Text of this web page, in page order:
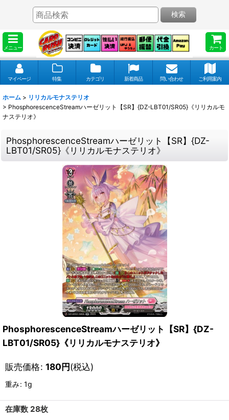
メニュー カート
検索
マイページ 特集 カテゴリ 新着商品 問い合わせ ご利用案内
ホーム > リリカルモナステリオ
> PhosphorescenceStreamハーゼリット【SR】{DZ-LBT01/SR05}《リリカルモ
ナステリオ》
PhosphorescenceStreamハーゼリット【SR】{DZ-
LBT01/SR05}《リリカルモナステリオ》
PhosphorescenceStreamハーゼリット【SR】{DZ-
LBT01/SR05}《リリカルモナステリオ》
販売価格: 180円(税込)
重み: 1g
在庫数 28枚